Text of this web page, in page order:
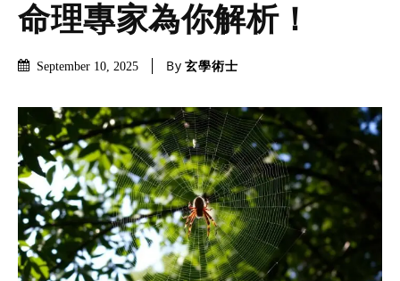
命理專家為你解析！
September 10, 2025 By 玄學術士